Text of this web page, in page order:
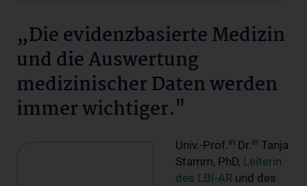
„Die evidenzbasierte Medizin
und die Auswertung
medizinischer Daten werden
immer wichtiger."
Univ.-Prof.in Dr.in Tanja
Stamm, PhD, Leiterin
des LBI-AR und des